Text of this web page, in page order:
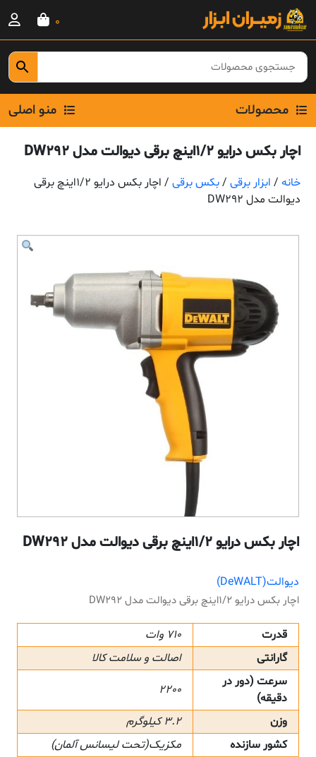
Skip
content
0
محصولات منو اصلی
اچار بکس درایو 1/2اینچ برقی دیوالت مدل DW292
خانه / ابزار برقی /بکس برقی
/ اچار بکس درایو 1/2اینچ برقی
دیوالت مدل DW292
اچار بکس درایو 1/2اینچ برقی دیوالت مدل DW292
دیوالت(DeWALT)
اچار بکس درایو 1/2اینچ برقی دیوالت مدل DW292
قدرت
710 وات
گارانتی
اصالت و سلامت کالا
سرعت (دور در
دقیقه)
2200
وزن
3.2 کیلوگرم
کشور سازنده
مکزیک(تحت لیسانس آلمان)